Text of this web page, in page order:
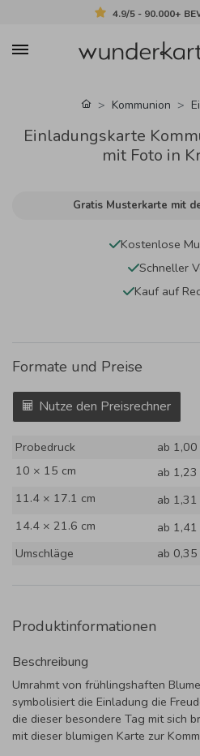
4.9/5 - 90.000+
Kommunion
Einladungskarte
mit Foto in
Gratis Musterkarte mit
Kostenlose
Schneller
Kauf auf
Formate und Preise
Nutze den Preisrechner
Probedruck
ab
10 × 15 cm
ab
11.4 × 17.1 cm
ab
14.4 × 21.6 cm
ab
Umschläge
ab
Produktinformationen
Beschreibung
Umrahmt von frühlingshaften
symbolisiert die Einladung die
die dieser besondere Tag mit sich
mit dieser blumigen Karte zur